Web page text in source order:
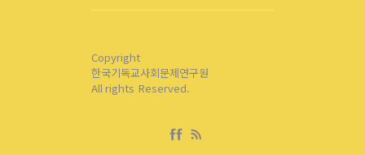
Copyright
한국기독교사회문제연구원
All rights Reserved.